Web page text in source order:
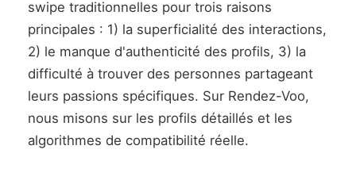
swipe traditionnelles pour trois raisons
principales : 1) la superficialité des interactions,
2) le manque d'authenticité des profils, 3) la
difficulté à trouver des personnes partageant
leurs passions spécifiques. Sur Rendez-Voo,
nous misons sur les profils détaillés et les
algorithmes de compatibilité réelle.